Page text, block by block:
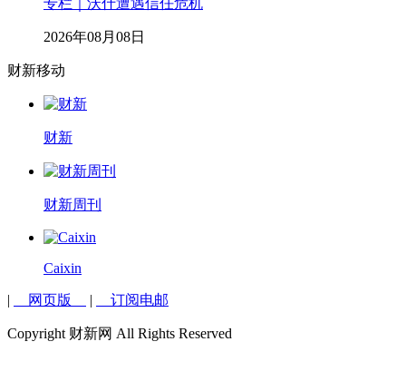
2026年08月08日
财新移动
财新
财新周刊
Caixin
| 网页版 | 订阅电邮
Copyright 财新网 All Rights Reserved